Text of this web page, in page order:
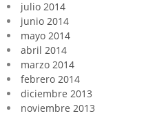
julio 2014
junio 2014
mayo 2014
abril 2014
marzo 2014
febrero 2014
diciembre 2013
noviembre 2013